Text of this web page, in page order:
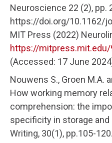
Neuroscience 22 (2), pp.
https://doi.org/10.1162/
MIT Press (2022)
https://
(Accessed: 17 June
Nouwens S., Groen M.A.
How working memory
comprehension: the
specificity in storage and
Writing, 30(1), pp.105-